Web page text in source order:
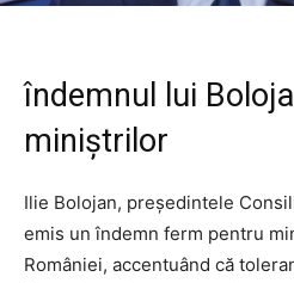
îndemnul lui
miniștrilor
Ilie Bolojan, președintele
emis un îndemn ferm pentru
României, accentuând că